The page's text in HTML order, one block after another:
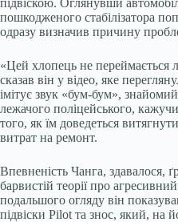
пошкодженого стабілізатора
одразу визначив причину
«Цей хлопець не
сказав він у відео, яке
імітує звук «бум-бум»,
лежачого поліцейського,
того, як їм доведеться
витрат на ремонт.
Впевненість Чанга, здавалося,
барвистій теорії про
подальшого огляду він
підвіски Pilot та знос, який, на